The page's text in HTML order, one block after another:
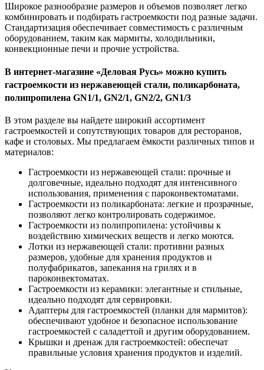
Широкое разнообразие размеров и объемов позволяет легко
комбинировать и подбирать гастроемкости под разные задачи.
Стандартизация обеспечивает совместимость с различным
оборудованием, таким как мармиты, холодильники,
конвекционные печи и прочие устройства.
В интернет-магазине «Деловая Русь» можно купить
гастроемкости из нержавеющей стали, поликарбоната,
полипропилена GN1/1, GN2/1, GN2/2, GN1/3
В этом разделе вы найдете широкий ассортимент
гастроемкостей и сопутствующих товаров для ресторанов,
кафе и столовых. Мы предлагаем ёмкости различных типов и
материалов:
Гастроемкости из нержавеющей стали: прочные и
долговечные, идеально подходят для интенсивного
использования, применения с пароконвектоматами.
Гастроемкости из поликарбоната: легкие и прозрачные,
позволяют легко контролировать содержимое.
Гастроемкости из полипропилена: устойчивы к
воздействию химических веществ и легко моются.
Лотки из нержавеющей стали: противни разных
размеров, удобные для хранения продуктов и
полуфабрикатов, запекания на грилях и в
пароконвектоматах.
Гастроемкости из керамики: элегантные и стильные,
идеально подходят для сервировки.
Адаптеры для гастроемкостей (планки для мармитов):
обеспечивают удобное и безопасное использование
гастроемкостей с саладеттой и другим оборудованием.
Крышки и дренаж для гастроемкостей: обеспечат
правильные условия хранения продуктов и изделий.